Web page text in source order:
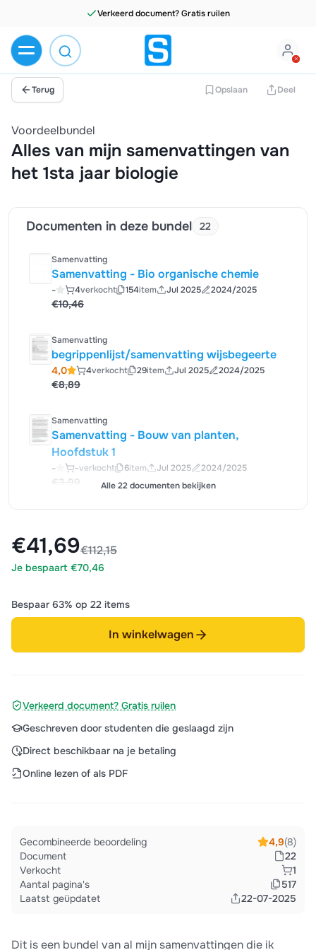
Verkeerd document? Gratis ruilen
Terug Opslaan Deel
Voordeelbundel
Alles van mijn samenvattingen van
het 1sta jaar biologie
Documenten in deze bundel 22
Samenvatting
Samenvatting - Bio organische chemie
- 4verkocht 154item Jul 2025 2024/2025
€10,46
Samenvatting
begrippenlijst/samenvatting wijsbegeerte
4,0 4verkocht 29item Jul 2025 2024/2025
€8,89
Samenvatting
Samenvatting - Bouw van planten,
Hoofdstuk 1
- -verkocht 6item Jul 2025 2024/2025
€3,99 Alle 22 documenten bekijken
€41,69€112,15
Je bespaart €70,46
Bespaar 63% op 22 items
In winkelwagen
Verkeerd document? Gratis ruilen
Geschreven door studenten die geslaagd zijn
Direct beschikbaar na je betaling
Online lezen of als PDF
Gecombineerde beoordeling 4,9(8)
Document
22
Verkocht
1
Aantal pagina's
517
Laatst geüpdatet
22-07-2025
Dit is een bundel van al mijn samenvattingen die ik